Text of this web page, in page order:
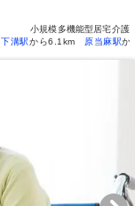
小規模多機能型居宅介護
下溝駅から6.1km 原当麻駅か